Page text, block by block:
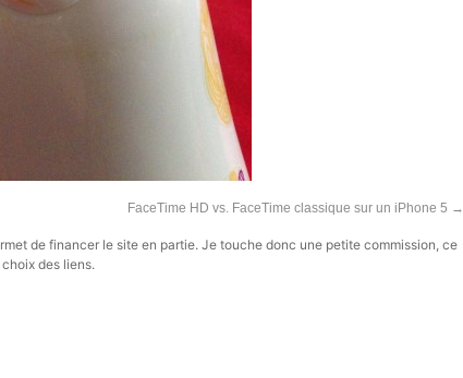
FaceTime HD vs. FaceTime classique sur un iPhone 5 →
de financer le site en partie. Je touche donc une petite commission, ce
des liens.